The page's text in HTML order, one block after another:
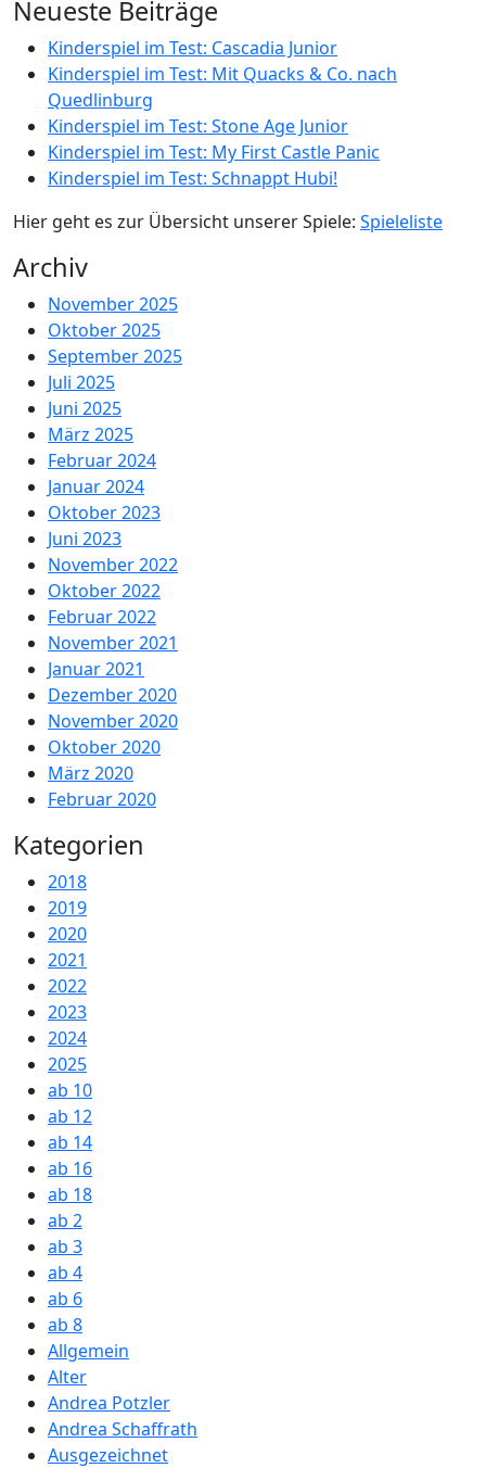
Neueste Beiträge
Kinderspiel im Test: Cascadia Junior
Kinderspiel im Test: Mit Quacks & Co. nach
Quedlinburg
Kinderspiel im Test: Stone Age Junior
Kinderspiel im Test: My First Castle Panic
Kinderspiel im Test: Schnappt Hubi!
Hier geht es zur Übersicht unserer Spiele: Spieleliste
Archiv
November 2025
Oktober 2025
September 2025
Juli 2025
Juni 2025
März 2025
Februar 2024
Januar 2024
Oktober 2023
Juni 2023
November 2022
Oktober 2022
Februar 2022
November 2021
Januar 2021
Dezember 2020
November 2020
Oktober 2020
März 2020
Februar 2020
Kategorien
2018
2019
2020
2021
2022
2023
2024
2025
ab 10
ab 12
ab 14
ab 16
ab 18
ab 2
ab 3
ab 4
ab 6
ab 8
Allgemein
Alter
Andrea Potzler
Andrea Schaffrath
Ausgezeichnet